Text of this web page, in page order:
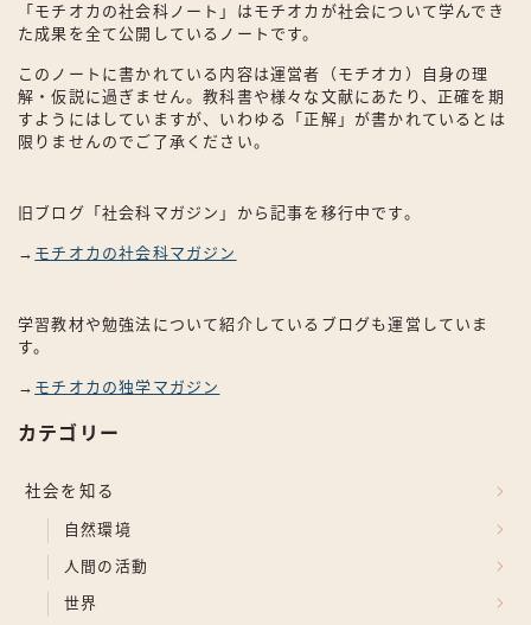
「モチオカの社会科ノート」はモチオカが社会について学んでき
た成果を全て公開しているノートです。
このノートに書かれている内容は運営者（モチオカ）自身の理
解・仮説に過ぎません。教科書や様々な文献にあたり、正確を期
すようにはしていますが、いわゆる「正解」が書かれているとは
限りませんのでご了承ください。
旧ブログ「社会科マガジン」から記事を移行中です。
→ モチオカの社会科マガジン
学習教材や勉強法について紹介しているブログも運営していま
す。
→ モチオカの独学マガジン
カテゴリー
社会を知る
自然環境
人間の活動
世界